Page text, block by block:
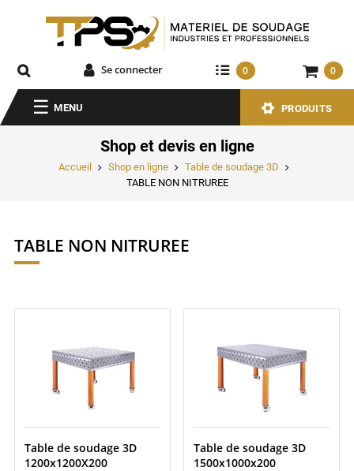
Se connecter 0 0
MENU PRODUITS
Shop et devis en ligne
Accueil Shop en ligne
Table de soudage 3D
TABLE NON NITRUREE
TABLE NON NITRUREE
Table de soudage 3D
1200x1200X200
Table de soudage 3D
1500x1000x200